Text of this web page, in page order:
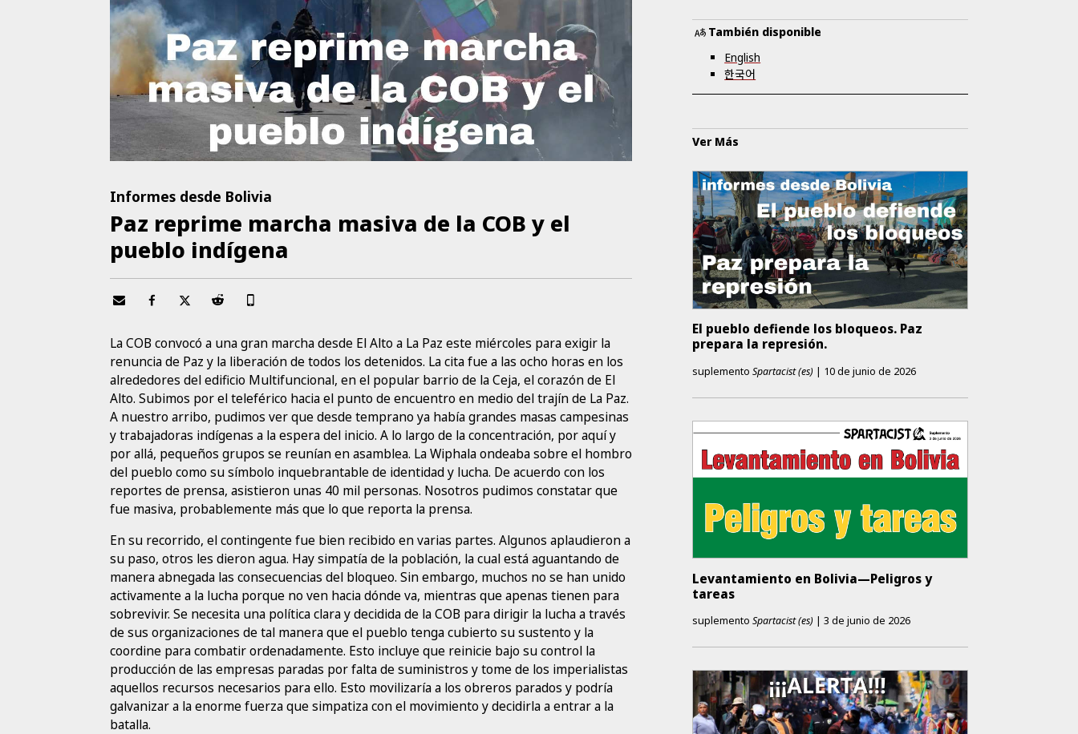
Informes desde Bolivia
Paz reprime marcha masiva de la COB y el
pueblo indígena
La COB convocó a una gran marcha desde El Alto a La Paz este miércoles para exigir la
renuncia de Paz y la liberación de todos los detenidos. La cita fue a las ocho horas en los
alrededores del edificio Multifuncional, en el popular barrio de la Ceja, el corazón de El
Alto. Subimos por el teleférico hacia el punto de encuentro en medio del trajín de La Paz.
A nuestro arribo, pudimos ver que desde temprano ya había grandes masas campesinas
y trabajadoras indígenas a la espera del inicio. A lo largo de la concentración, por aquí y
por allá, pequeños grupos se reunían en asamblea. La Wiphala ondeaba sobre el hombro
del pueblo como su símbolo inquebrantable de identidad y lucha. De acuerdo con los
reportes de prensa, asistieron unas 40 mil personas. Nosotros pudimos constatar que
fue masiva, probablemente más que lo que reporta la prensa.
En su recorrido, el contingente fue bien recibido en varias partes. Algunos aplaudieron a
su paso, otros les dieron agua. Hay simpatía de la población, la cual está aguantando de
manera abnegada las consecuencias del bloqueo. Sin embargo, muchos no se han unido
activamente a la lucha porque no ven hacia dónde va, mientras que apenas tienen para
sobrevivir. Se necesita una política clara y decidida de la COB para dirigir la lucha a través
de sus organizaciones de tal manera que el pueblo tenga cubierto su sustento y la
coordine para combatir ordenadamente. Esto incluye que reinicie bajo su control la
producción de las empresas paradas por falta de suministros y tome de los imperialistas
aquellos recursos necesarios para ello. Esto movilizaría a los obreros parados y podría
galvanizar a la enorme fuerza que simpatiza con el movimiento y decidirla a entrar a la
batalla.
También disponible
English
한국어
Ver Más
El pueblo defiende los bloqueos. Paz
prepara la represión.
suplementoSpartacist (es) | 10 de junio de 2026
Levantamiento en Bolivia—Peligros y
tareas
suplementoSpartacist (es) | 3 de junio de 2026